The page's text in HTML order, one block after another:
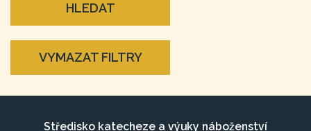
HLEDAT
VYMAZAT FILTRY
Středisko katecheze a výuky náboženství